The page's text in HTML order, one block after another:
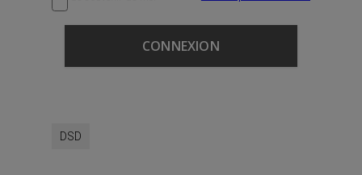
DSD